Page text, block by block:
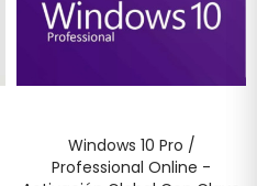
Windows 10 Pro /
Professional Online -